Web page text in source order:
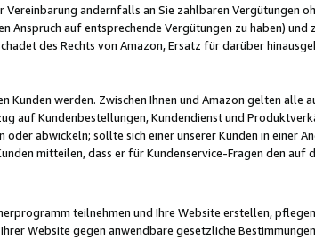
Vereinbarung andernfalls an Sie zahlbaren Vergütungen
auf entsprechende Vergütungen zu haben) und
des Rechts von Amazon, Ersatz für darüber
Kunden werden. Zwischen Ihnen und Amazon gelten alle
auf Kundenbestellungen, Kundendienst und
abwickeln; sollte sich einer unserer Kunden in einer
mitteilen, dass er für Kundenservice-Fragen den auf
teilnehmen und Ihre Website erstellen,
Website gegen anwendbare gesetzliche